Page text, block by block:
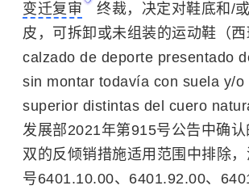
变迁复审
终裁，决定对鞋底和/
皮，可拆卸或未组装的运动鞋（西
calzado de deporte presentado
sin montar todavía con suela y/o
superior distintas del cuero
发展部2021年第915号公告中确
双的反倾销措施适用范围中排除
号6401.10.00、6401.92.00、